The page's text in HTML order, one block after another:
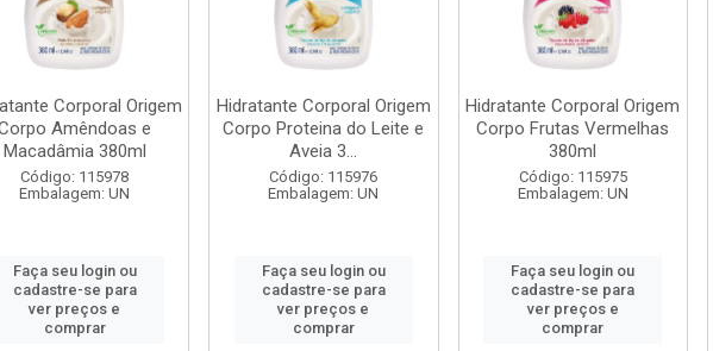
Corporal Origem
Amêndoas e
Macadâmia 380ml
Código: 115978
Embalagem: UN
Faça seu login ou
cadastre-se para
ver preços e
comprar
Hidratante Corporal Origem
Corpo Proteina do Leite e
Aveia 3...
Código: 115976
Embalagem: UN
Faça seu login ou
cadastre-se para
ver preços e
comprar
Hidratante Corporal Origem
Corpo Frutas Vermelhas
380ml
Código: 115975
Embalagem: UN
Faça seu login ou
cadastre-se para
ver preços e
comprar